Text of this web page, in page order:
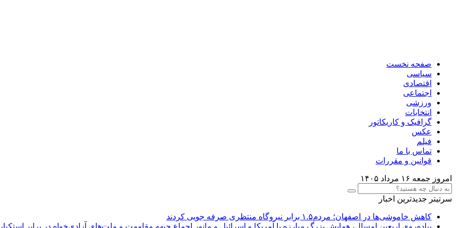
صفحه نخست
سیاسی
اقتصادی
اجتماعی
ورزشی
انتخابات
گرافیک و کاریکاتور
عکس
فیلم
تماس با ما
قوانین و مقررات
امروز جمعه ۱۶ مرداد ۱۴۰۵
سرتیتر جدیدترین اخبار
کاهش خاموشی‌ها در اصفهان؛ مردم۱.۵ برابر نیروگاه منتظری صرفه جویی کردند
پیاده‌روی اربعین امسال، همایش بزرگ مبارزه با آمریکا و اسرائیل و مانور اجماع جبهه مقاومت و ملت‌های آزادی‌خواه در برابر